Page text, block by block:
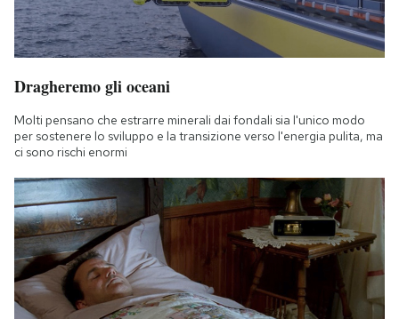
Dragheremo gli oceani
Molti pensano che estrarre minerali dai fondali sia l'unico modo
per sostenere lo sviluppo e la transizione verso l'energia pulita, ma
ci sono rischi enormi